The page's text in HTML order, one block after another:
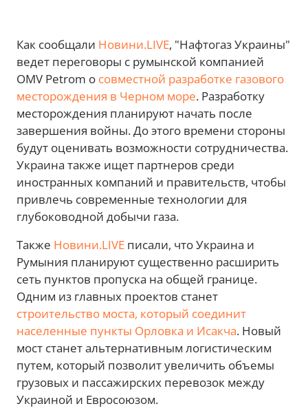
Как сообщали Новини.LIVE, "Нафтогаз Украины"
ведет переговоры с румынской компанией
OMV Petrom о совместной разработке газового
месторождения в Черном море. Разработку
месторождения планируют начать после
завершения войны. До этого времени стороны
будут оценивать возможности сотрудничества.
Украина также ищет партнеров среди
иностранных компаний и правительств, чтобы
привлечь современные технологии для
глубоководной добычи газа.
Также Новини.LIVE писали, что Украина и
Румыния планируют существенно расширить
сеть пунктов пропуска на общей границе.
Одним из главных проектов станет
строительство моста, который соединит
населенные пункты Орловка и Исакча. Новый
мост станет альтернативным логистическим
путем, который позволит увеличить объемы
грузовых и пассажирских перевозок между
Украиной и Евросоюзом.